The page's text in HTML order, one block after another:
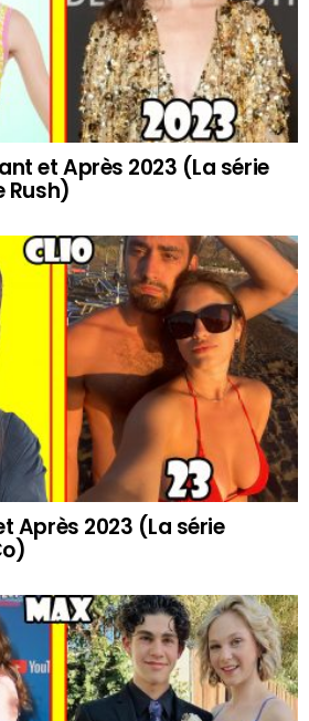
et Après 2023 (La série
Rush)
Après 2023 (La série